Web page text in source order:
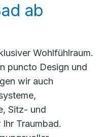
ab
Wohlfühlraum.
puncto Design und
wir auch
Sitz- und
Traumbad.